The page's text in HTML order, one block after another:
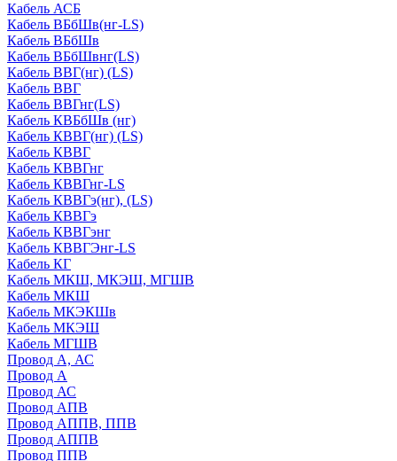
Кабель АСБ
Кабель ВБбШв(нг-LS)
Кабель ВБбШв
Кабель ВБбШвнг(LS)
Кабель ВВГ(нг) (LS)
Кабель ВВГ
Кабель ВВГнг(LS)
Кабель КВБбШв (нг)
Кабель КВВГ(нг) (LS)
Кабель КВВГ
Кабель КВВГнг
Кабель КВВГнг-LS
Кабель КВВГэ(нг), (LS)
Кабель КВВГэ
Кабель КВВГэнг
Кабель КВВГЭнг-LS
Кабель КГ
Кабель МКШ, МКЭШ, МГШВ
Кабель МКШ
Кабель МКЭКШв
Кабель МКЭШ
Кабель МГШВ
Провод А, АС
Провод А
Провод АС
Провод АПВ
Провод АППВ, ППВ
Провод АППВ
Провод ППВ